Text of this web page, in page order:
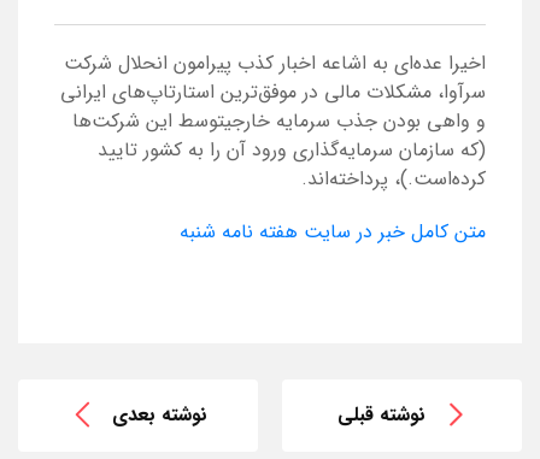
اخیرا عده‌ای به اشاعه اخبار کذب پیرامون انحلال شرکت
سرآوا، مشکلات مالی در موفق‌ترین استارتاپ‌های ایرانی
و واهی بودن جذب سرمایه خارجیتوسط این شرکت‌ها
(که سازمان سرمایه‌گذاری ورود آن را به کشور تایید
کرده‌است.)، پرداخته‌اند.
متن کامل خبر در سایت هفته نامه شنبه
نوشته قبلی نوشته بعدی